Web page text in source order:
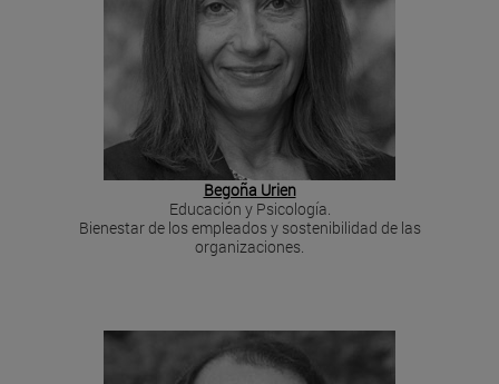
Begoña Urien
Educación y Psicología.
Bienestar de los empleados y sostenibilidad de las
organizaciones.